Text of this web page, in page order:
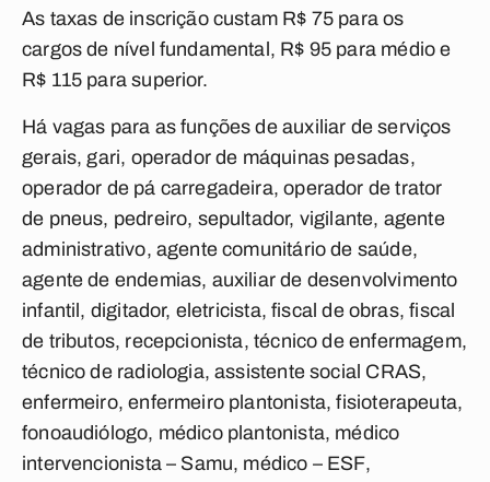
As taxas de inscrição custam R$ 75 para os
cargos de nível fundamental, R$ 95 para médio e
R$ 115 para superior.
Há vagas para as funções de auxiliar de serviços
gerais, gari, operador de máquinas pesadas,
operador de pá carregadeira, operador de trator
de pneus, pedreiro, sepultador, vigilante, agente
administrativo, agente comunitário de saúde,
agente de endemias, auxiliar de desenvolvimento
infantil, digitador, eletricista, fiscal de obras, fiscal
de tributos, recepcionista, técnico de enfermagem,
técnico de radiologia, assistente social CRAS,
enfermeiro, enfermeiro plantonista, fisioterapeuta,
fonoaudiólogo, médico plantonista, médico
intervencionista – Samu, médico – ESF,